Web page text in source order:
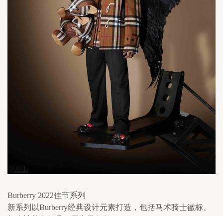
Burberry 2022佳节系列
新系列以Burberry经典设计元素打造，包括马术骑士徽标、